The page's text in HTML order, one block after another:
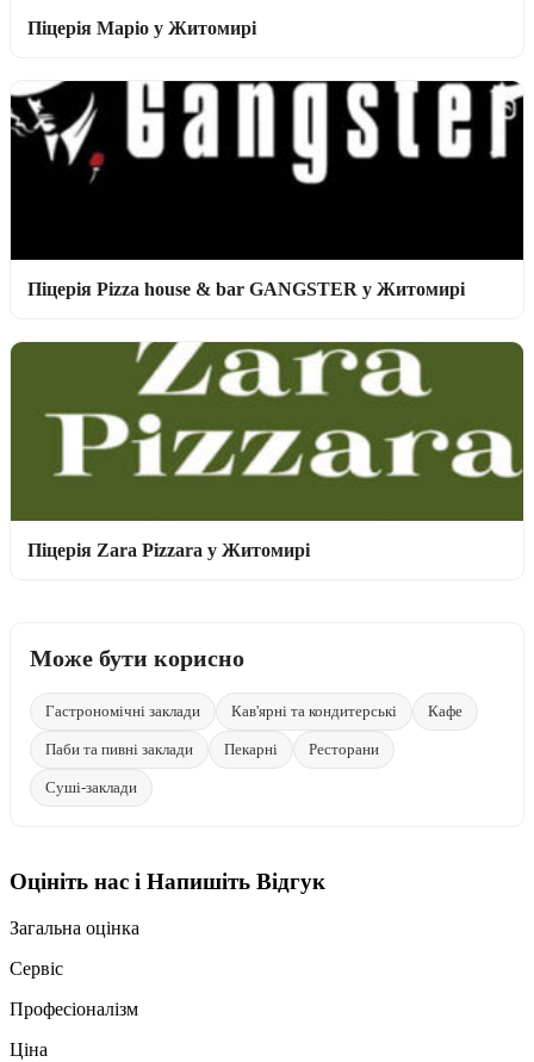
Піцерія Маріо у Житомирі
Піцерія Pizza house & bar GANGSTER у Житомирі
Піцерія Zara Pizzara у Житомирі
Може бути корисно
Гастрономічні заклади Кав'ярні та кондитерські Кафе
Паби та пивні заклади Пекарні Ресторани
Суші-заклади
Оцініть нас і Напишіть Відгук
Загальна оцінка
Сервіс
Професіоналізм
Ціна